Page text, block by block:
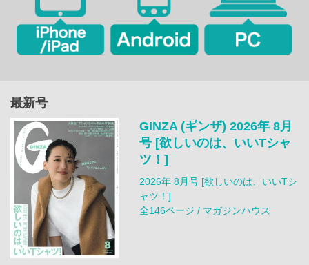
最新号
GINZA (ギンザ) 2026年 8月
号 [欲しいのは、いいTシャ
ツ！]
2026年 8月号 [欲しいのは、いいTシ
ャツ！]
全146ページ / マガジンハウス